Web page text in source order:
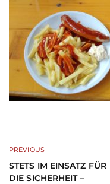
PREVIOUS
STETS IM EINSATZ FÜR
DIE SICHERHEIT –